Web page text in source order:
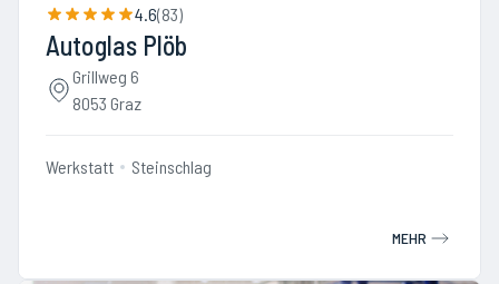
4.6(83)
Autoglas Plöb
Grillweg 6
8053 Graz
Werkstatt Steinschlag
MEHR